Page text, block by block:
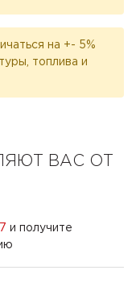
на +- 5%
топлива и
ВАС ОТ
и получите